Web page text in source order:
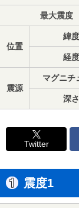
最大震度
位置
緯度
経度
震源
マグニチ
深さ
Twitter
震度1